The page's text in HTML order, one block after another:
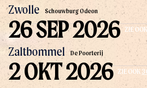
Zwolle Schouwburg Odeon
Zaltbommel De Poorterij
ZIE OOK
26 SEP 2026
ZIE OOK
2 OKT 2026